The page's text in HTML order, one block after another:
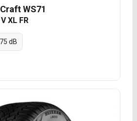
WS71
XL FR
75 dB